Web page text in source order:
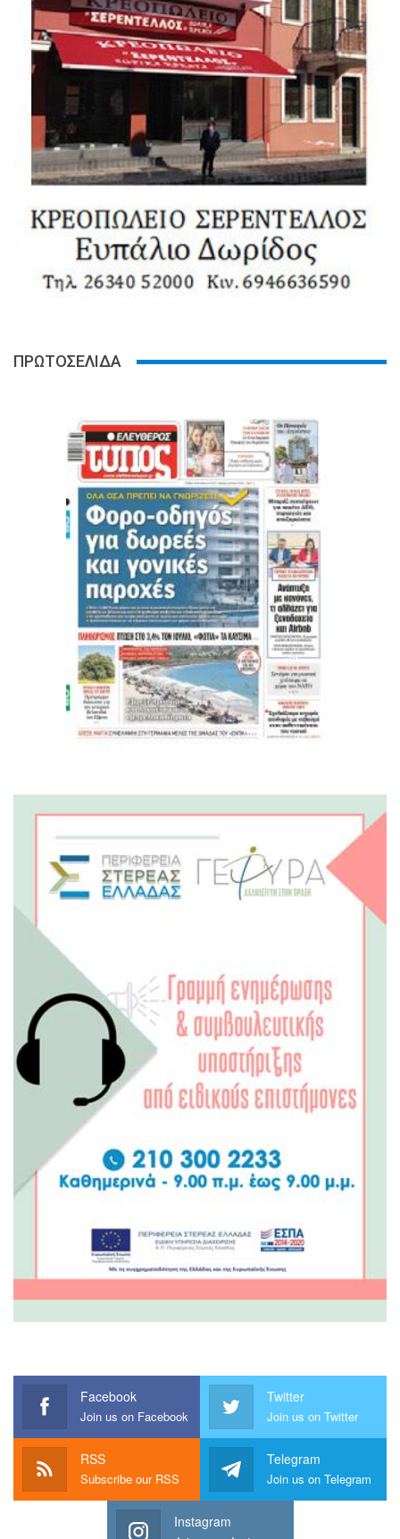
ΠΡΩΤΟΣΕΛΙΔΑ
Facebook
Join us on Facebook
Twitter
Join us on Twitter
RSS
Subscribe our RSS
Telegram
Join us on Telegram
Instagram